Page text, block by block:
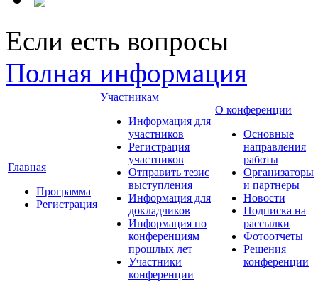
Если есть вопросы
Полная информация
Главная
Программа
Регистрация
Участникам
Информация для
участников
Регистрация
участников
Отправить тезис
выступления
Информация для
докладчиков
Информация по
конференциям
прошлых лет
Участники
конференции
О конференции
Основные
направления
работы
Организаторы
и партнеры
Новости
Подписка на
рассылки
Фотоотчеты
Решения
конференции